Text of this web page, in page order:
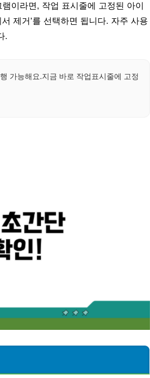
이라면, 작업 표시줄에 고정된 아이
제거’를 선택하면 됩니다. 자주 사용
.
가능해요.지금 바로 작업표시줄에 고정